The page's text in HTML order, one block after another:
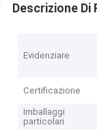
Descrizione Di
Evidenziare
Certificazione
Imballaggi
particolari